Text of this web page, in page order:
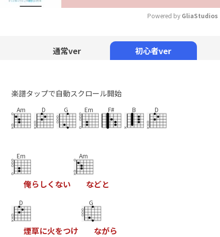
Powered by GliaStudios
通常ver 初心者ver
楽譜タップで自動スクロール開始
Am D G Em F# B D
Em
俺ら しく ない
Am
などと
D
煙草に火をつけ
G
ながら